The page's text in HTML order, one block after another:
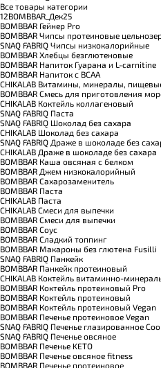
Все товары категории
12BOMBBAR_Дек25
BOMBBAR Гейнер Pro
BOMBBAR Чипсы протеиновые
SNAQ FABRIQ Чипсы низкокалорийные
BOMBBAR Хлебцы безглютеновые
BOMBBAR Напиток Гуарана и L-carnitine
BOMBBAR Напиток с BCAA
CHIKALAB Витамины, минералы,
BOMBBAR Смесь для приготовления
CHIKALAB Коктейль коллагеновый
SNAQ FABRIQ Паста
SNAQ FABRIQ Шоколад без сахара
CHIKALAB Шоколад без сахара
SNAQ FABRIQ Драже в шоколаде без
CHIKALAB Драже в шоколаде без сахара
BOMBBAR Каша овсяная с белком
BOMBBAR Джем низкокалорийный
BOMBBAR Сахарозаменитель
BOMBBAR Паста
CHIKALAB Паста
CHIKALAB Смеси для выпечки
BOMBBAR Смеси для выпечки
BOMBBAR Соус
BOMBBAR Сладкий топпинг
BOMBBAR Макароны без глютена Fusilli
SNAQ FABRIQ Панкейк
BOMBBAR Панкейк протеиновый
CHIKALAB Коктейль витаминно-
BOMBBAR Коктейль протеиновый Pro
BOMBBAR Коктейль протеиновый
BOMBBAR Коктейль протеиновый Vegan
BOMBBAR Печенье протеиновое Vegan
SNAQ FABRIQ Печенье глазированное
SNAQ FABRIQ Печенье овсяное
BOMBBAR Печенье KETO
BOMBBAR Печенье овсяное fitness
BOMBBAR Печенье протеиновое